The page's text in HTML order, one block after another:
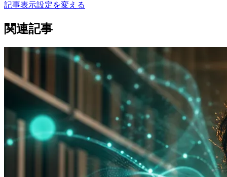
記事表示設定を変える
関連記事